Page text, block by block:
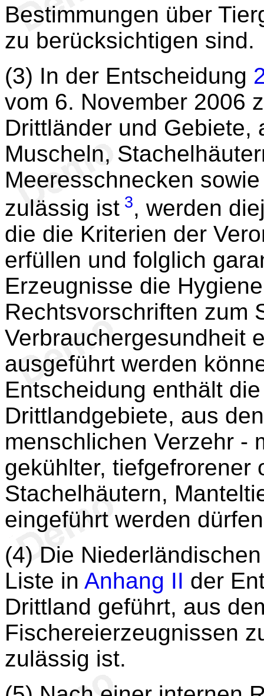
Bestimmungen über
zu berücksichtigen sind.
(3) In der Entscheidung
vom 6. November 2006
Drittländer und Gebiete,
Muscheln,
Meeresschnecken
zulässig ist 3, werden
die die Kriterien der
erfüllen und folglich
Erzeugnisse die
Rechtsvorschriften zum
Verbrauchergesundheit
ausgeführt werden
Entscheidung enthält
Drittlandgebiete, aus
menschlichen Verzehr -
gekühlter, tiefgefrorener
Stachelhäutern,
eingeführt werden
(4) Die
Liste in Anhang II der
Drittland geführt, aus
Fischereierzeugnissen
zulässig ist.